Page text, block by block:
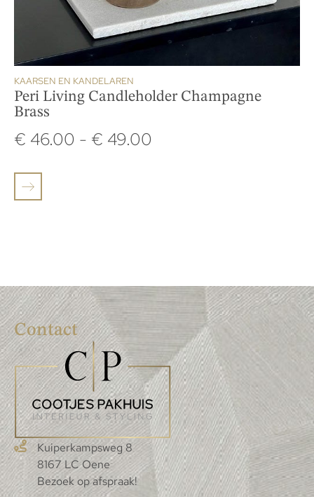
KAARSEN EN KANDELAREN
Peri Living Candleholder Champagne
Brass
€ 46.00 - € 49.00
Contact
Kuiperkampsweg 8
8167 LC Oene
Bezoek op afspraak!